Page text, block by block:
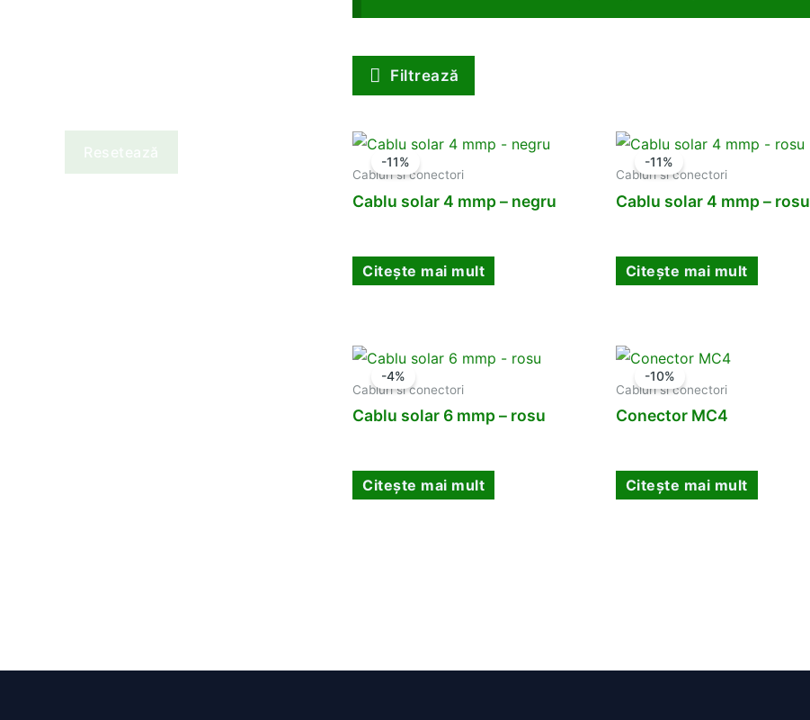
Resetează
Filtrează
-11%
Cabluri si conectori
Cablu solar 4 mmp – negru
Citește mai mult
-11%
Cabluri si conectori
Cablu solar 4 mmp – rosu
Citește mai mult
-4%
Cabluri si conectori
Cablu solar 6 mmp – rosu
Citește mai mult
-10%
Cabluri si conectori
Conector MC4
Citește mai mult